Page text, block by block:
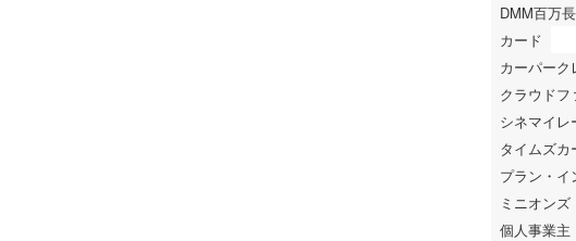
DMM百万
カード
カーパー
クラウドフ
シネマイ
タイムズカ
プラン・イ
ミニオンズ
個人事業主